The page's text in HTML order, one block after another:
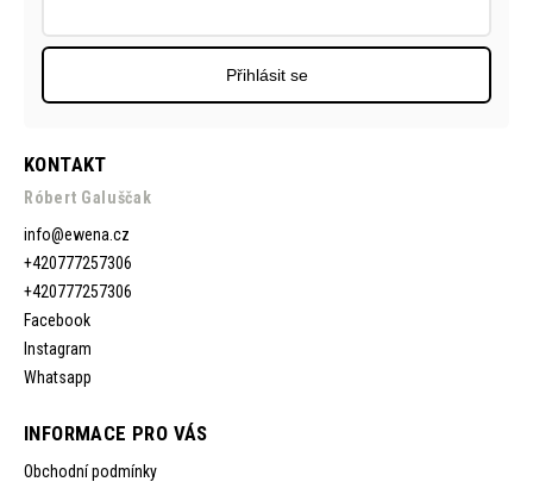
KONTAKT
Róbert Galuščak
info@ewena.cz
+420777257306
+420777257306
Facebook
Instagram
Whatsapp
INFORMACE PRO VÁS
Obchodní podmínky
Přihlásit se